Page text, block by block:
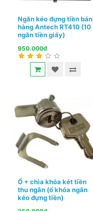
Ngăn kéo đựng tiền bán
hàng Antech RT410 (10
ngăn tiền giấy)
950.000đ
Ổ + chìa khóa két tiền
thu ngân (ổ khóa ngăn
kéo đựng tiền)